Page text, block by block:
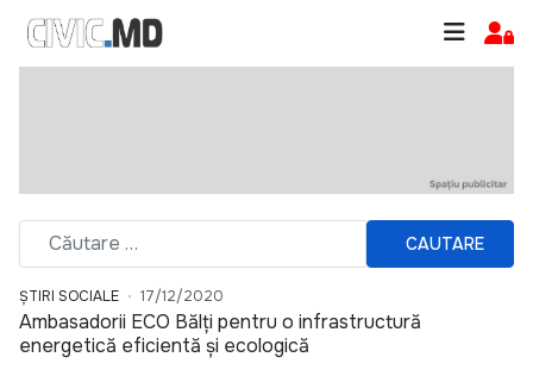
CAUTARE
ȘTIRI SOCIALE 17/12/2020
Ambasadorii ECO Bălți pentru o infrastructură
energetică eficientă și ecologică